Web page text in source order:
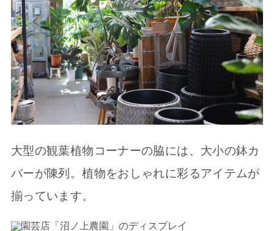
大型の観葉植物コーナーの脇には、大小の鉢カ
バーが陳列。植物をおしゃれに彩るアイテムが
揃っています。